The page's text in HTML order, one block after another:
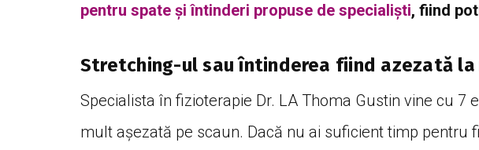
pentru spate și întinderi propuse de specialiști, fiind
Stretching-ul sau întinderea fiind azezată la
Specialista în fizioterapie Dr. LA Thoma Gustin vine cu 7
mult așezată pe scaun. Dacă nu ai suficient timp pentru